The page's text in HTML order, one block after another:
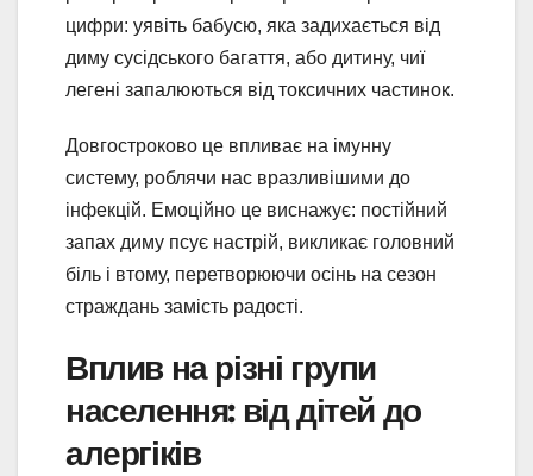
цифри: уявіть бабусю, яка задихається від
диму сусідського багаття, або дитину, чиї
легені запалюються від токсичних частинок.
Довгостроково це впливає на імунну
систему, роблячи нас вразливішими до
інфекцій. Емоційно це виснажує: постійний
запах диму псує настрій, викликає головний
біль і втому, перетворюючи осінь на сезон
страждань замість радості.
Вплив на різні групи
населення: від дітей до
алергіків